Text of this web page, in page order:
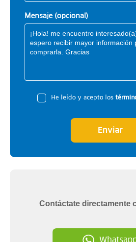
Mensaje (opcional)
He leído y acepto los
Enviar
Contáctate directamente